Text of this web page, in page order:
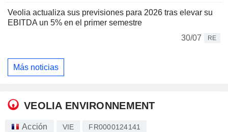
Veolia actualiza sus previsiones para 2026 tras elevar su
EBITDA un 5% en el primer semestre
30/07
RE
Más noticias
VEOLIA ENVIRONNEMENT
Acción VIE FR0000124141